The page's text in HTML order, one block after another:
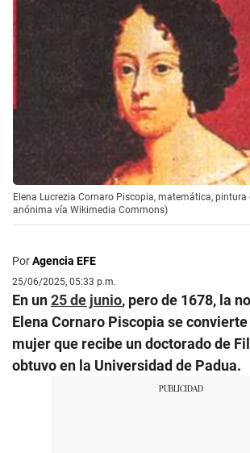
Elena Lucrezia Cornaro Piscopia, matemática, pintura
anónima vía Wikimedia Commons)
PorAgencia EFE
25/06/2025, 05:33 p.m.
En un25 de junio, pero de 1678, la
Elena Cornaro Piscopia se
mujer que recibe un doctorado de
obtuvo en la Universidad de Padua.